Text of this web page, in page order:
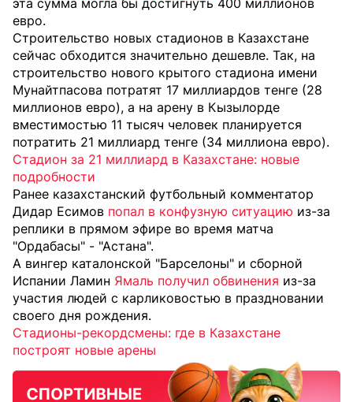
эта сумма могла бы достигнуть 400 миллионов
евро.
Строительство новых стадионов в Казахстане
сейчас обходится значительно дешевле. Так, на
строительство нового крытого стадиона имени
Мунайтпасова потратят 17 миллиардов тенге (28
миллионов евро), а на арену в Кызылорде
вместимостью 11 тысяч человек планируется
потратить 21 миллиард тенге (34 миллиона евро).
Стадион за 21 миллиард в Казахстане: новые
подробности
Ранее казахстанский футбольный комментатор
Дидар Есимов попал в конфузную ситуацию из-за
реплики в прямом эфире во время матча
"Ордабасы" - "Астана".
А вингер каталонской "Барселоны" и сборной
Испании Ламин Ямаль получил обвинения из-за
участия людей с карликовостью в праздновании
своего дня рождения.
Стадионы-рекордсмены: где в Казахстане
построят новые арены